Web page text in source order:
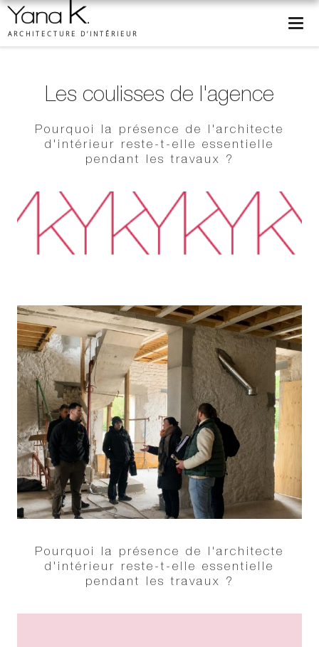
ARCHITECTURE D’INTÉRIEUR
Les coulisses de l'agence
Pourquoi la présence de l'architecte
d'intérieur reste-t-elle essentielle
pendant les travaux ?
Pourquoi la présence de l'architecte
d'intérieur reste-t-elle essentielle
pendant les travaux ?